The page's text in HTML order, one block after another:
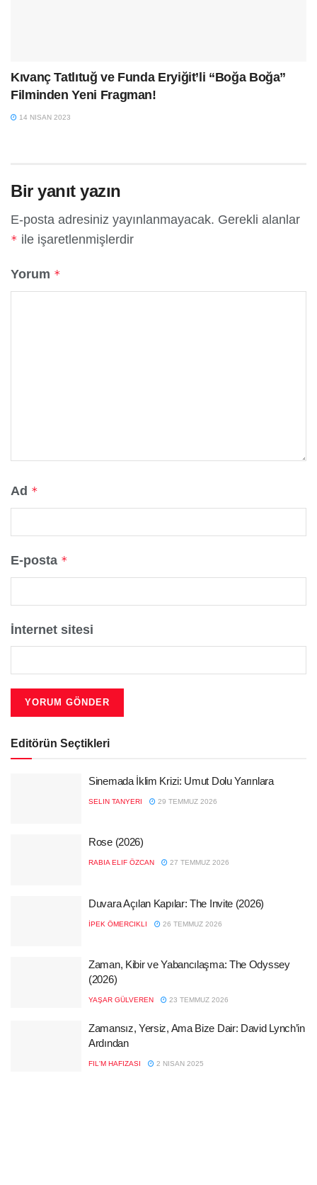
Kıvanç Tatlıtuğ ve Funda Eryiğit’li “Boğa Boğa”
Filminden Yeni Fragman!
14 NISAN 2023
Bir yanıt yazın
E-posta adresiniz yayınlanmayacak. Gerekli alanlar
* ile işaretlenmişlerdir
Yorum *
Ad *
E-posta *
İnternet sitesi
Editörün Seçtikleri
Sinemada İklim Krizi: Umut Dolu Yarınlara
SELIN TANYERI 29 TEMMUZ 2026
Rose (2026)
RABIA ELIF ÖZCAN 27 TEMMUZ 2026
Duvara Açılan Kapılar: The Invite (2026)
İPEK ÖMERCIKLI 26 TEMMUZ 2026
Zaman, Kibir ve Yabancılaşma: The Odyssey
(2026)
YAŞAR GÜLVEREN 23 TEMMUZ 2026
Zamansız, Yersiz, Ama Bize Dair: David Lynch’in
Ardından
FIL'M HAFIZASI 2 NISAN 2025